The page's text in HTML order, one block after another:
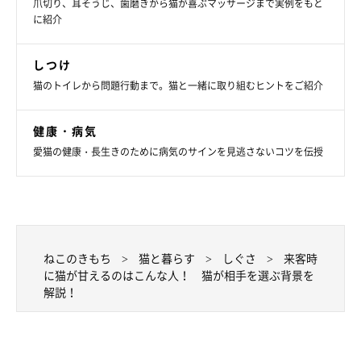
も大切とされています。例えば、猫が落ち着ける場所を確保して
また、来客に対して無理に猫を触らないよう伝えておくとよいで
しょう。猫が自分から近づいたときにだけ優しく接してもらうよ
うにすると、猫の安心感につながります。
みなさんの愛猫はどんな人に甘えますか？
文／ねこのきもちWeb編集室 監修／いぬ・ねこのきもち獣医師
※記事と写真に関連性がない場合もあります。
爪切り、耳そうじ、歯磨きから猫が喜ぶマッサージまで実例をもと
に紹介
しつけ
猫のトイレから問題行動まで。猫と一緒に取り組むヒントをご紹介
健康・病気
愛猫の健康・長生きのために病気のサインを見逃さないコツを伝授
ねこのきもち 猫と暮らす しぐさ
来客時
に猫が甘えるのはこんな人！ 猫が相手を選ぶ背景を
解説！